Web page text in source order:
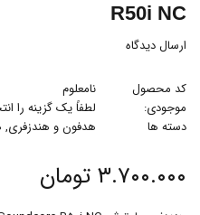
R50i NC
ارسال دیدگاه
کد محصول
نامعلوم
موجودی:
لطفاً یک گزینه را
دسته ها
هدفون و هندزفری,
۳.۷۰۰.۰۰۰ تومان